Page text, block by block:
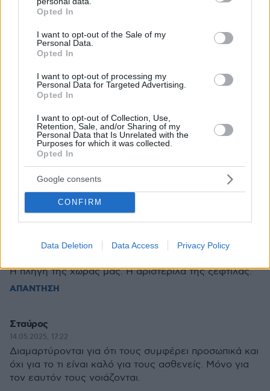
grant or deny consent to Google and its third-party tags to
use your data for below specified purposes in below Google
consent section.
Opted In
I want to opt-out of the Sale of my
Personal Data.
Opted In
I want to opt-out of processing my
Personal Data for Targeted Advertising.
Opted In
I want to opt-out of Collection, Use,
Retention, Sale, and/or Sharing of my
Personal Data that Is Unrelated with the
Purposes for which it was collected.
Opted In
Google consents
CONFIRM
Data Deletion Data Access Privacy Policy
Κάτι αλλάζει στον χάρτη της πανεπιστημιακής εκπαίδευσης
στην Ελλάδα
03.08.2026, 11:06
Εθνική Τράπεζα: Η κορυφαία επιλογή για τη χρηματοδότηση
μεγάλων έργων
30.07.2026, 15:25
Διασκεδάζουμε υπεύθυνα, επιστρέφουμε με ασφάλεια
29.07.2026, 09:39
ΣΧΟΛΙΑ(3)
ΠΡΟΣΘΗΚΗ ΣΧΟΛΙΟΥ
κωστας
Η πληγή της χώρας μας. Η αριστεριλα της ξεφτίλας.
ΑΠΑΝΤΗΣΗ
Σταύρος
14.05.2025, 17:22
Διαμαρτύρονται για ότι τους συμφέρει προσωπικά και
όχι για το τι είναι καλό για τους ασθενείς. Μόνο για
τον εαυτόν τους νοιάζονται.